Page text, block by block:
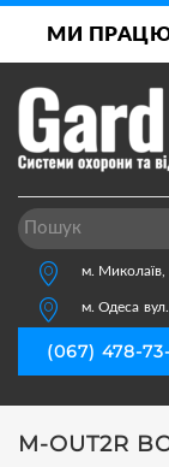
МИ
м. Миколаїв,
м. Одеса
(067) 478-
M-OUT2R